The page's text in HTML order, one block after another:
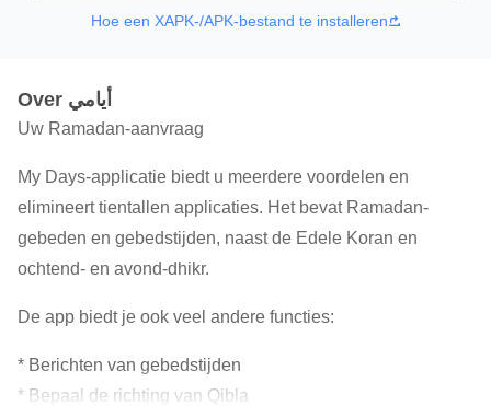
Hoe een XAPK-/APK-bestand te installeren
Over أيامي
Uw Ramadan-aanvraag
My Days-applicatie biedt u meerdere voordelen en
elimineert tientallen applicaties. Het bevat Ramadan-
gebeden en gebedstijden, naast de Edele Koran en
ochtend- en avond-dhikr.
De app biedt je ook veel andere functies:
* Berichten van gebedstijden
* Bepaal de richting van Qibla